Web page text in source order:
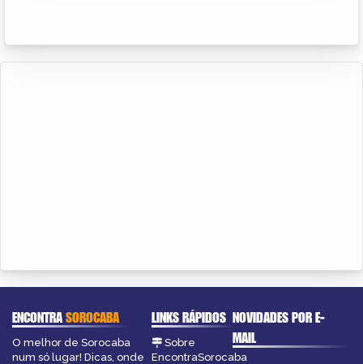
ENCONTRASOROCABA
O melhor de Sorocaba
num só lugar! Dicas, onde
LINKS RÁPIDOS
Sobre
EncontraSorocaba
NOVIDADES POR E-
MAIL